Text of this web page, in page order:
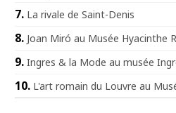
La rivale de Saint-Denis
Joan Miró au Musée Hyacinthe
Ingres & la Mode au musée
L'art romain du Louvre au